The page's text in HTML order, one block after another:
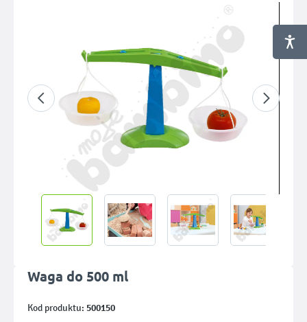
Waga do 500 ml
Kod produktu: 500150